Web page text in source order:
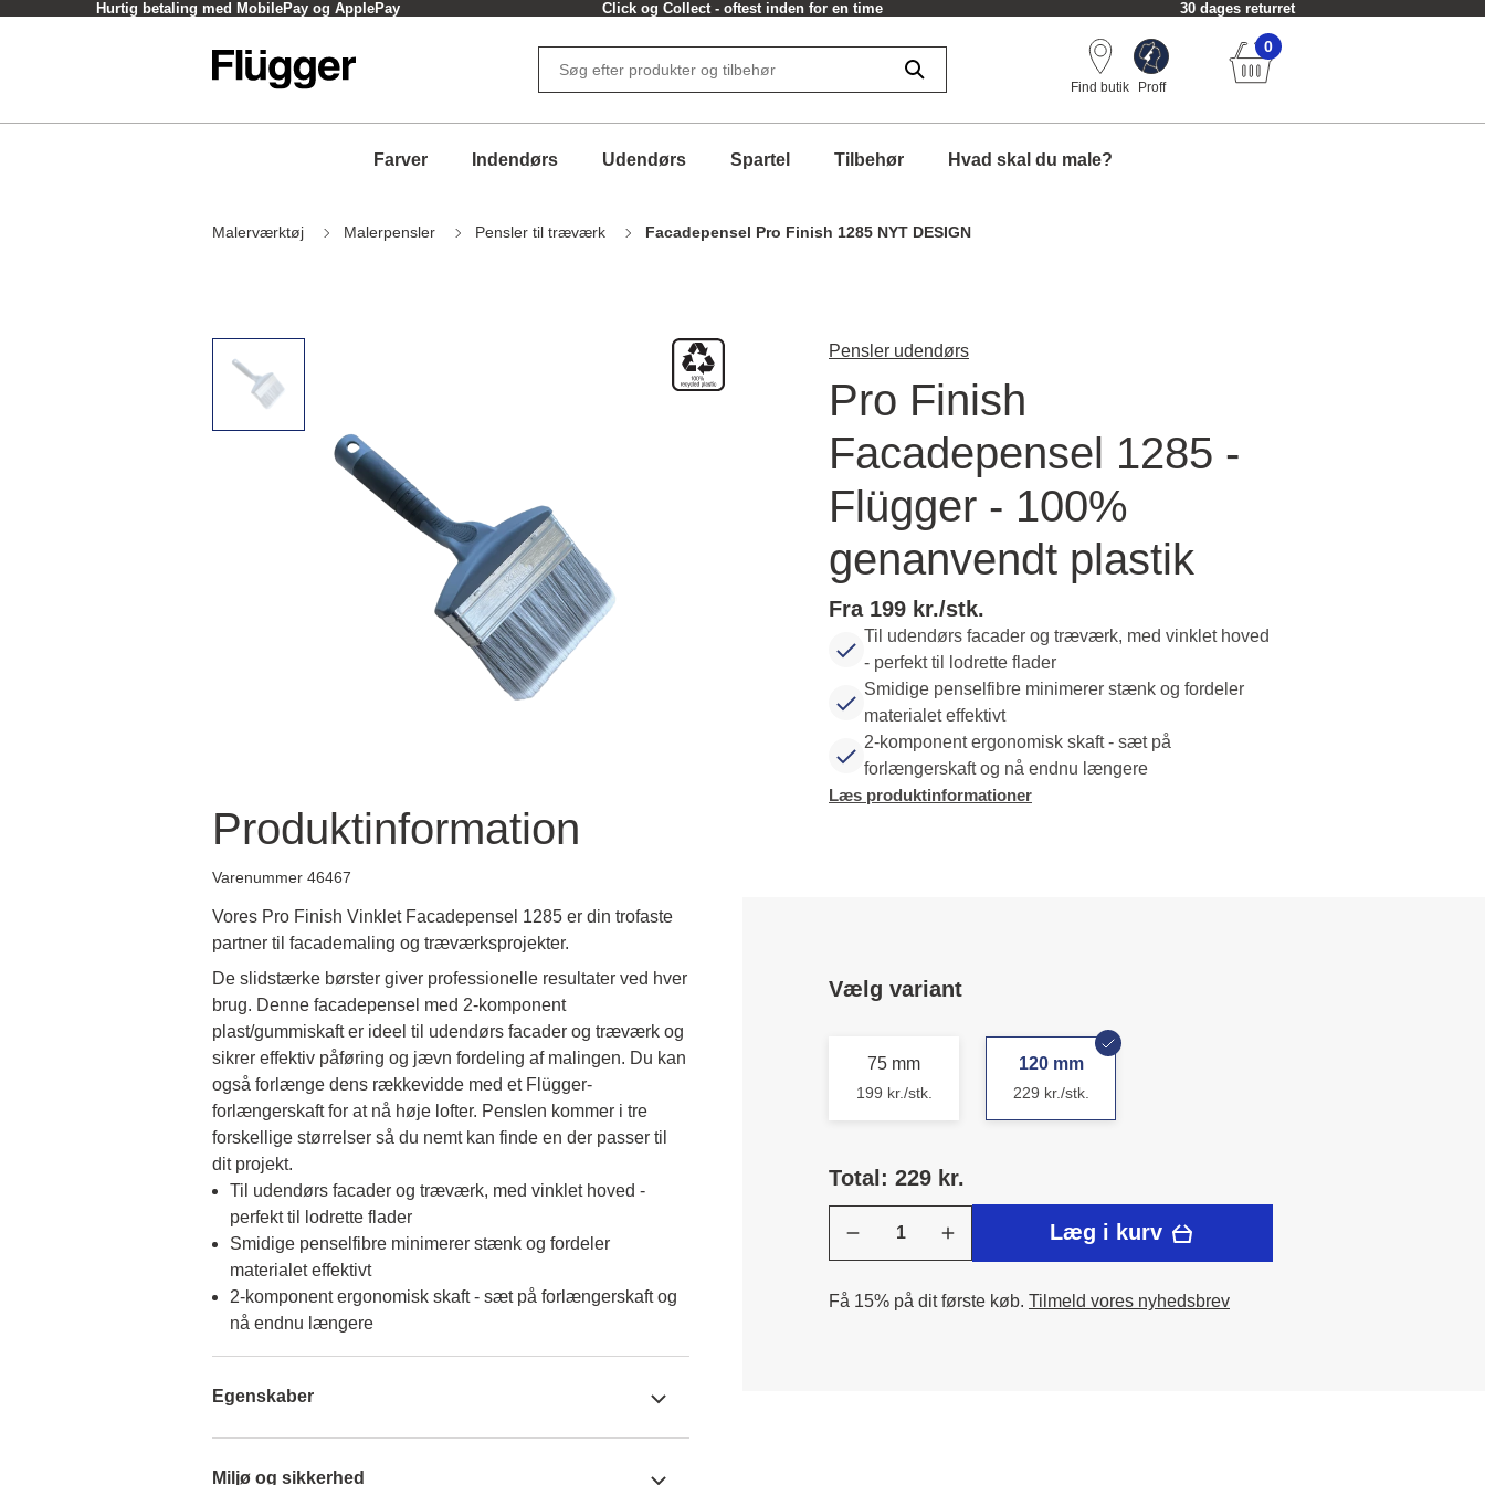
Hurtig betaling med MobilePay og ApplePay Click og Collect - oftest inden for en time 30 dages returret
Find butik Proff
0
Farver Indendørs Udendørs Spartel Tilbehør Hvad skal du male?
Malerværktøj Malerpensler Pensler til træværk Facadepensel Pro Finish 1285 NYT DESIGN
Produktinformation
Varenummer 46467
Vores Pro Finish Vinklet Facadepensel 1285 er din trofaste
partner til facademaling og træværksprojekter.
De slidstærke børster giver professionelle resultater ved hver
brug. Denne facadepensel med 2-komponent
plast/gummiskaft er ideel til udendørs facader og træværk og
sikrer effektiv påføring og jævn fordeling af malingen. Du kan
også forlænge dens rækkevidde med et Flügger-
forlængerskaft for at nå høje lofter. Penslen kommer i tre
forskellige størrelser så du nemt kan finde en der passer til
dit projekt.
Til udendørs facader og træværk, med vinklet hoved -
perfekt til lodrette flader
Smidige penselfibre minimerer stænk og fordeler
materialet effektivt
2-komponent ergonomisk skaft - sæt på forlængerskaft og
nå endnu længere
Egenskaber
Miljø og sikkerhed
Pensler udendørs
Pro Finish
Facadepensel 1285 -
Flügger - 100%
genanvendt plastik
Fra 199 kr./stk.
Til udendørs facader og træværk, med vinklet hoved
- perfekt til lodrette flader
Smidige penselfibre minimerer stænk og fordeler
materialet effektivt
2-komponent ergonomisk skaft - sæt på
forlængerskaft og nå endnu længere
Læs produktinformationer
Vælg variant
75 mm
199 kr./stk.
120 mm
229 kr./stk.
Total: 229 kr.
Læg i kurv
Få 15% på dit første køb. Tilmeld vores nyhedsbrev